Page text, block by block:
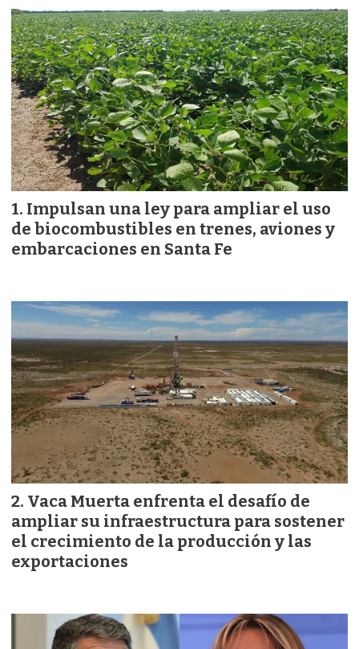
Impulsan una ley para ampliar el uso
de biocombustibles en trenes, aviones y
embarcaciones en Santa Fe
Vaca Muerta enfrenta el desafío de
ampliar su infraestructura para sostener
el crecimiento de la producción y las
exportaciones